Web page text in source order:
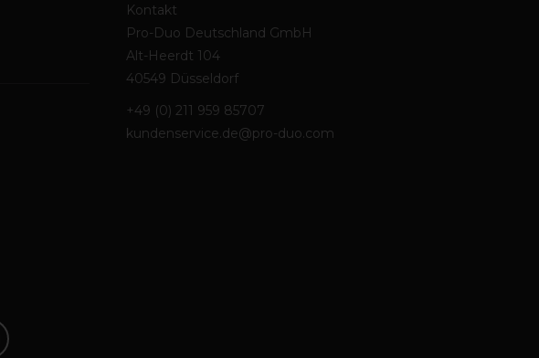
Kontakt
Pro-Duo Deutschland GmbH
Alt-Heerdt 104
40549 Düsseldorf
+49 (0) 211 959 85707
kundenservice.de@pro-duo.com